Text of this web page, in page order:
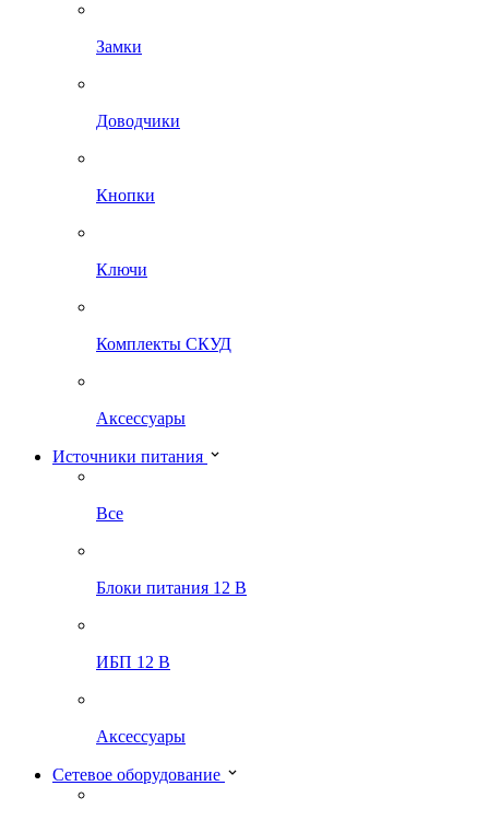
Замки
Доводчики
Кнопки
Ключи
Комплекты СКУД
Аксессуары
Источники питания
Все
Блоки питания 12 В
ИБП 12 В
Аксессуары
Сетевое оборудование